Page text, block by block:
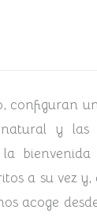
configuran
y las
bienvenida
a su vez
acoge